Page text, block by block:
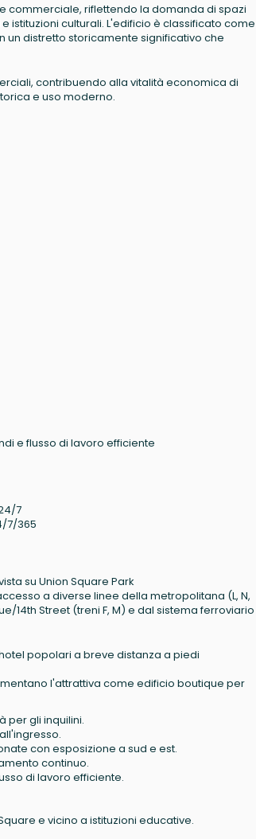
commerciale, riflettendo la domanda di spazi
istituzioni culturali. L'edificio è classificato come
un distretto storicamente significativo che
contribuendo alla vitalità economica di
e uso moderno.
e flusso di lavoro efficiente
7
7/365
su Union Square Park
a diverse linee della metropolitana (L, N,
14th Street (treni F, M) e dal sistema ferroviario
popolari a breve distanza a piedi
l'attrattiva come edificio boutique per
per gli inquilini.
con esposizione a sud e est.
continuo.
di lavoro efficiente.
e vicino a istituzioni educative.